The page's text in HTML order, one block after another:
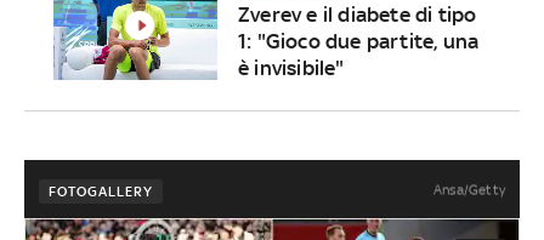
Zverev e il diabete di tipo
1: "Gioco due partite, una
è invisibile"
FOTOGALLERY Ansa/Getty